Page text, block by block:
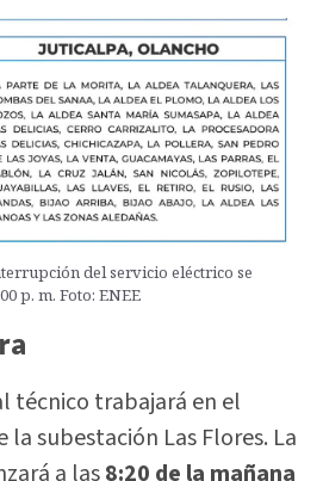
del servicio eléctrico se
p. m. Foto: ENEE
técnico trabajará en el
la subestación Las Flores. La
a las8:20 de la mañana